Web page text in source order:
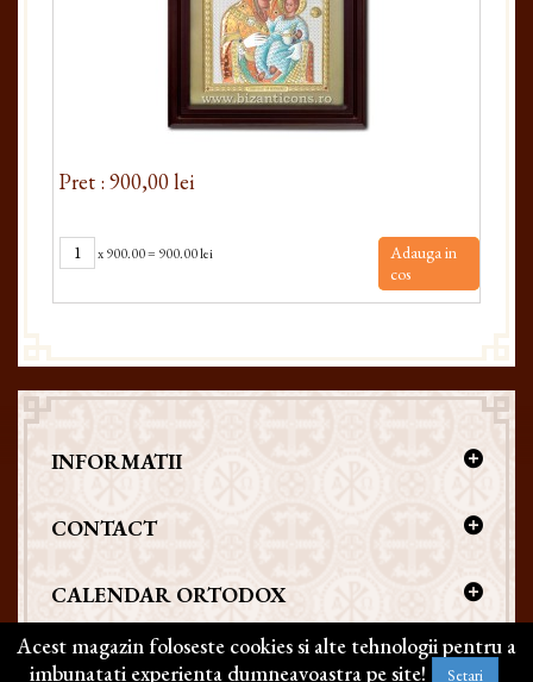
Pret : 900,00 lei
x900.00= 900.00 lei
Adauga in
cos
INFORMATII
CONTACT
CALENDAR ORTODOX
Acest magazin foloseste cookies si alte tehnologii pentru a
imbunatati experienta dumneavoastra pe site!
Setari